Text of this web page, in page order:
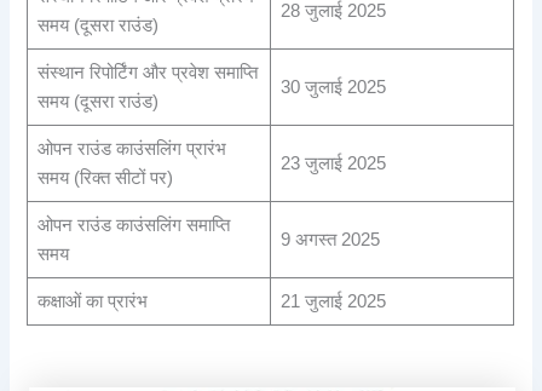
समय (दूसरा राउंड)
28 जुलाई 2025
संस्थान रिपोर्टिंग और प्रवेश समाप्ति
समय (दूसरा राउंड)
30 जुलाई 2025
ओपन राउंड काउंसलिंग प्रारंभ
समय (रिक्त सीटों पर)
23 जुलाई 2025
ओपन राउंड काउंसलिंग समाप्ति
समय
9 अगस्त 2025
कक्षाओं का प्रारंभ 21 जुलाई 2025